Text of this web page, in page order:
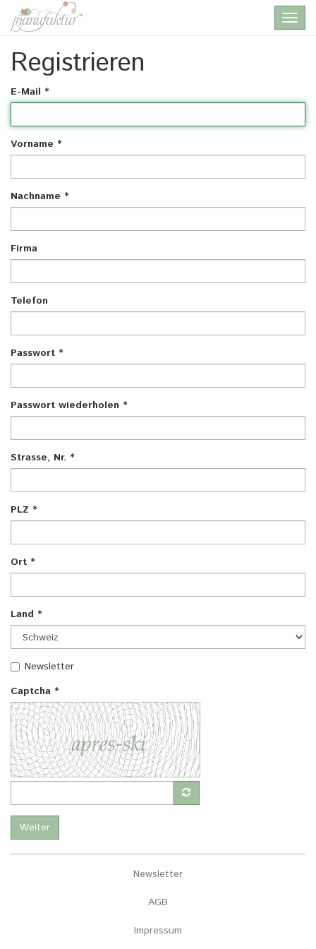
main
contentRegistrieren
E-Mail *
Vorname *
Nachname *
Firma
Telefon
Passwort *
Passwort wiederholen *
Strasse, Nr. *
PLZ *
Ort *
Land *
Newsletter
Captcha *
Weiter
Newsletter
AGB
Impressum